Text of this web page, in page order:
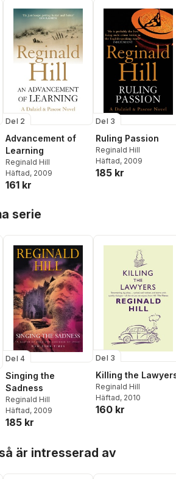
Del 2
Advancement of
Learning
Reginald Hill
Häftad, 2009
161 kr
Del 3
Ruling Passion
Reginald Hill
Häftad, 2009
185 kr
serie
Del 4
Singing the
Sadness
Reginald Hill
Häftad, 2009
185 kr
Del 3
Killing the
Reginald Hill
Häftad, 2010
160 kr
är intresserad av